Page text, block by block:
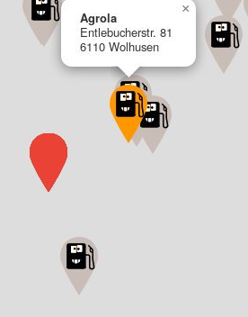
Agrola
Entlebucherstr. 81
6110 Wolhusen
×